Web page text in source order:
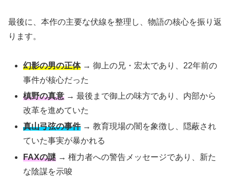
最後に、本作の主要な伏線を整理し、物語の核心を振り返
ります。
幻影の男の正体→ 御上の兄・宏太であり、22年前の
事件が核心だった
槙野の真意 → 最後まで御上の味方であり、内部から
改革を進めていた
真山弓弦の事件→ 教育現場の闇を象徴し、隠蔽され
ていた事実が暴かれる
FAXの謎 → 権力者への警告メッセージであり、新た
な陰謀を示唆